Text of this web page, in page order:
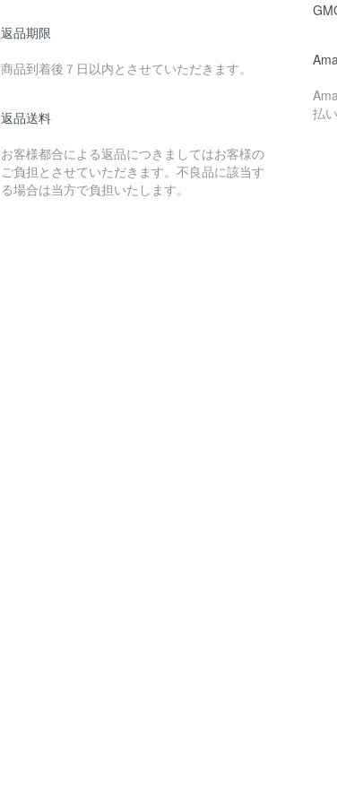
返品期限
商品到着後７日以内とさせていただきます。
返品送料
お客様都合による返品につきましてはお客様の
ご負担とさせていただきます。不良品に該当す
る場合は当方で負担いたします。
払